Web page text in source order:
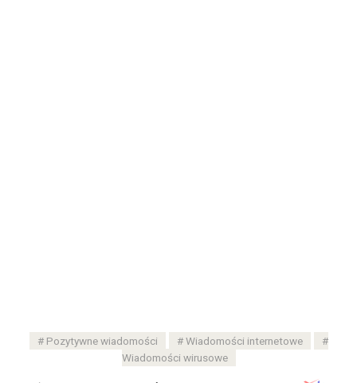
Pozytywne wiadomości
Wiadomości internetowe
Wiadomości wirusowe